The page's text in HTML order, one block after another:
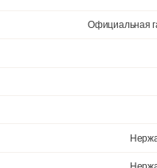
циферблата: Зеленый.